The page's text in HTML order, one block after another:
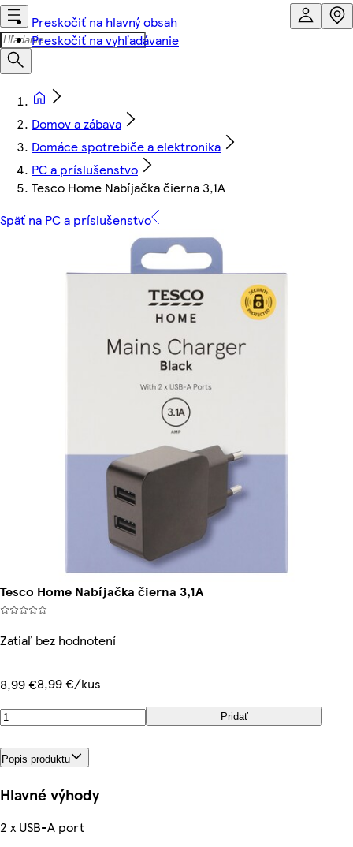
Preskočiť na hlavný obsah
Preskočiť na vyhľadávanie
Domov a zábava
Domáce spotrebiče a elektronika
PC a príslušenstvo
Tesco Home Nabíjačka čierna 3,1A
Späť na PC a príslušenstvo
Tesco Home Nabíjačka čierna 3,1A
Zatiaľ bez hodnotení
8,99 €8,99 €/kus
Pridať
Popis produktu
Hlavné výhody
2 x USB-A port